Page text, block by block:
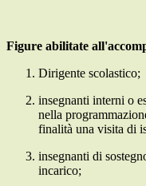
Figure abilitate
Dirigente scolastico;
insegnanti interni o
nella
finalità una visita di
insegnanti di
incarico;